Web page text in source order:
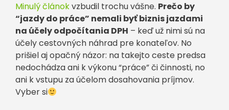
Minulý článokvzbudil trochu vášne. Prečo by
“jazdy do práce” nemali byť biznis jazdami
na účely odpočítania DPH – keď už nimi sú na
účely cestovných náhrad pre konateľov. No
prišiel aj opačný názor: na takejto ceste predsa
nedochádza ani k výkonu “práce” či činnosti, no
ani k vstupu za účelom dosahovania príjmov.
Vyber si